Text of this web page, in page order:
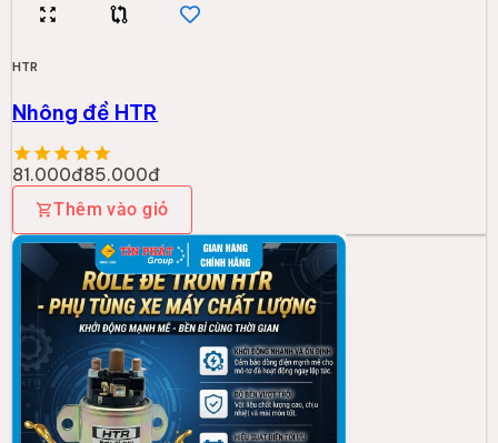
HTR
Nhông đề HTR
81.000đ85.000đ
Thêm vào giỏ